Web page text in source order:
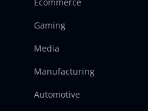
Ecommerce
Gaming
Media
Manufacturing
Automotive